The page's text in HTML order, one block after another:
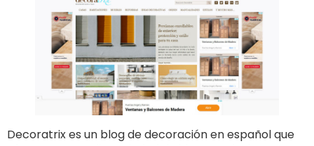
Decoratrix es un blog de decoración en español que